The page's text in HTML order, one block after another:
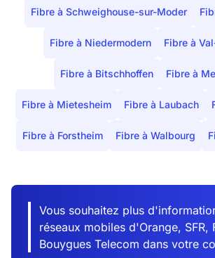
Fibre à Schweighouse-sur-Moder
Fibre à Niedermodern Fibre à
Fibre à Bitschhoffen Fibre à
Fibre à Mietesheim Fibre à Laubach
Fibre à Forstheim Fibre à Walbourg
Vous souhaitez plus
réseaux mobiles d'Orange, SFR,
Bouygues Telecom dans votre